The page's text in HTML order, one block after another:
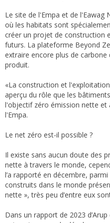
Le site de l'Empa et de l'Eawag
où les habitats sont
créer un projet de construction
futurs. La plateforme Beyond
extraire encore plus de carbone
produit.
«La construction et
aperçu du rôle que les
l'objectif zéro émission nette et
l'Empa.
Le net zéro est-il possible ?
Il existe sans aucun doute des
nette à travers le monde,
l’a rapporté en décembre,
construits dans le monde
nette », très peu d’entre eux
Dans un rapport de 2023